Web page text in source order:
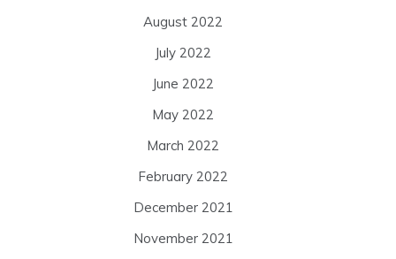
August 2022
July 2022
June 2022
May 2022
March 2022
February 2022
December 2021
November 2021